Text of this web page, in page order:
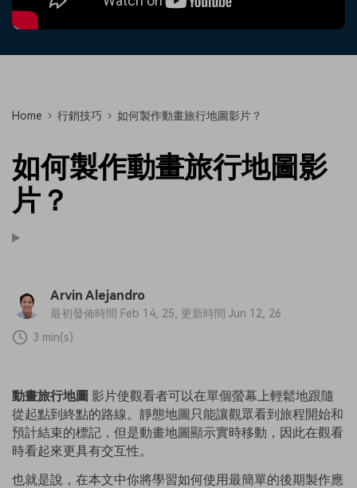
Home 行銷技巧 如何製作動畫旅行地圖影片？
如何製作動畫旅行地圖影
片？
Arvin Alejandro
最初發佈時間 Feb 14, 25, 更新時間 Jun 12, 26
3 min(s)
動畫旅行地圖 影片使觀看者可以在單個螢幕上輕鬆地跟隨
從起點到終點的路線。靜態地圖只能讓觀眾看到旅程開始和
預計結束的標記，但是動畫地圖顯示實時移動，因此在觀看
時看起來更具有交互性。
也就是說，在本文中你將學習如何使用最簡單的後期製作應